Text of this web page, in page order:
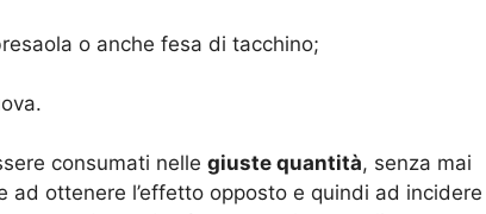
o anche fesa di tacchino;
consumati nelle giuste quantità, senza mai
ottenere l’effetto opposto e quindi ad incidere